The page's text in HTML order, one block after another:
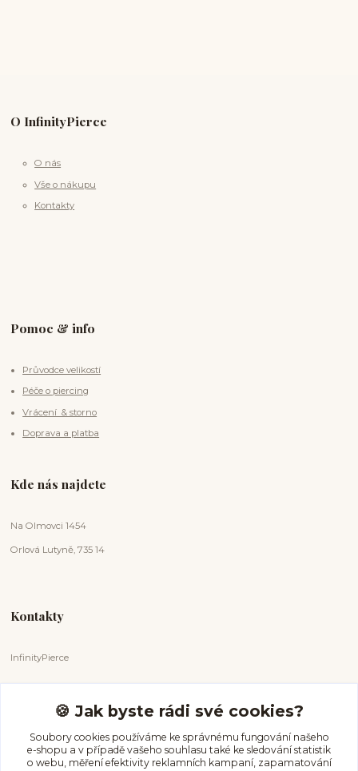
O InfinityPierce
O nás
Vše o nákupu
Kontakty
Pomoc & info
Průvodce velikostí
Péče o piercing
Vrácení & storno
Doprava a platba
Kde nás najdete
Na Olmovci 1454
Orlová Lutyně, 735 14
Kontakty
InfinityPierce
+420 731 681 038
(Po-Ne, 9-18 hod.)
info@infinitypierce.cz
🍪 Jak byste rádi své cookies?
Soubory cookies používáme ke správnému fungování našeho
e-shopu a v případě vašeho souhlasu také ke sledování statistik
o webu, měření efektivity reklamních kampaní, zapamatování